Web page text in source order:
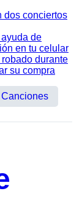
dos conciertos
de
en tu celular
durante
su compra
Canciones